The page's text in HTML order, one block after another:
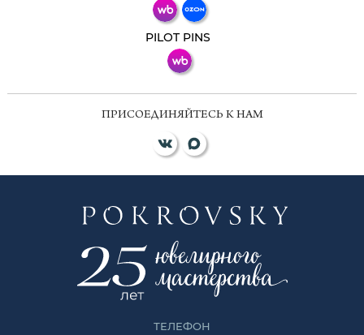
PILOT PINS
ПРИСОЕДИНЯЙТЕСЬ К НАМ
ТЕЛЕФОН